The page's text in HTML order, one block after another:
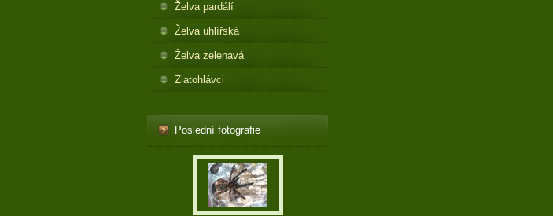
Želva pardálí
Želva uhlířská
Želva zelenavá
Zlatohlávci
Poslední fotografie